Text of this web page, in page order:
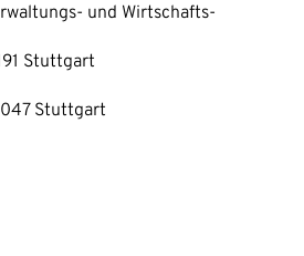
und Wirtschafts-
Stuttgart
Stuttgart